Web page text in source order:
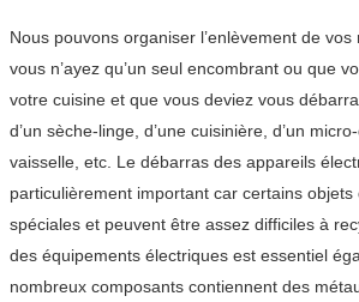
Nous pouvons organiser l’enlèvement de
vous n’ayez qu’un seul encombrant ou que
votre cuisine et que vous deviez vous
d’un sèche-linge, d’une cuisinière, d’un
vaisselle, etc. Le débarras des appareils
particulièrement important car certains
spéciales et peuvent être assez difficiles à
des équipements électriques est essentiel
nombreux composants contiennent des